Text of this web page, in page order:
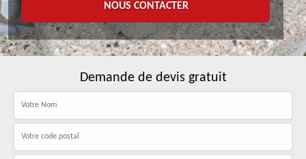
NOUS CONTACTER
Demande de devis gratuit